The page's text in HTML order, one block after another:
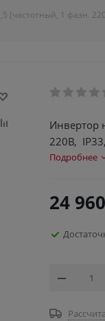
(частотный, 1 фазн.
Инвертор
220В,
Подробнее
24 960